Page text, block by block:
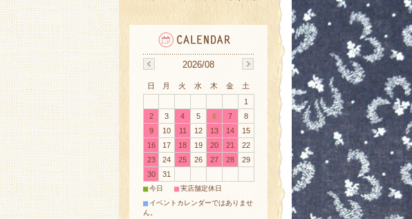
2026/08
日 月 火 水 木 金
土
1
2
3 4 5 6 7
8
9
10 11 12 13 14
15
16
17 18 19 20 21
22
23
24 25 26 27 28
29
30
31
■今日 ■実店舗定休日
■ イベントカレンダーではありませ
ん。